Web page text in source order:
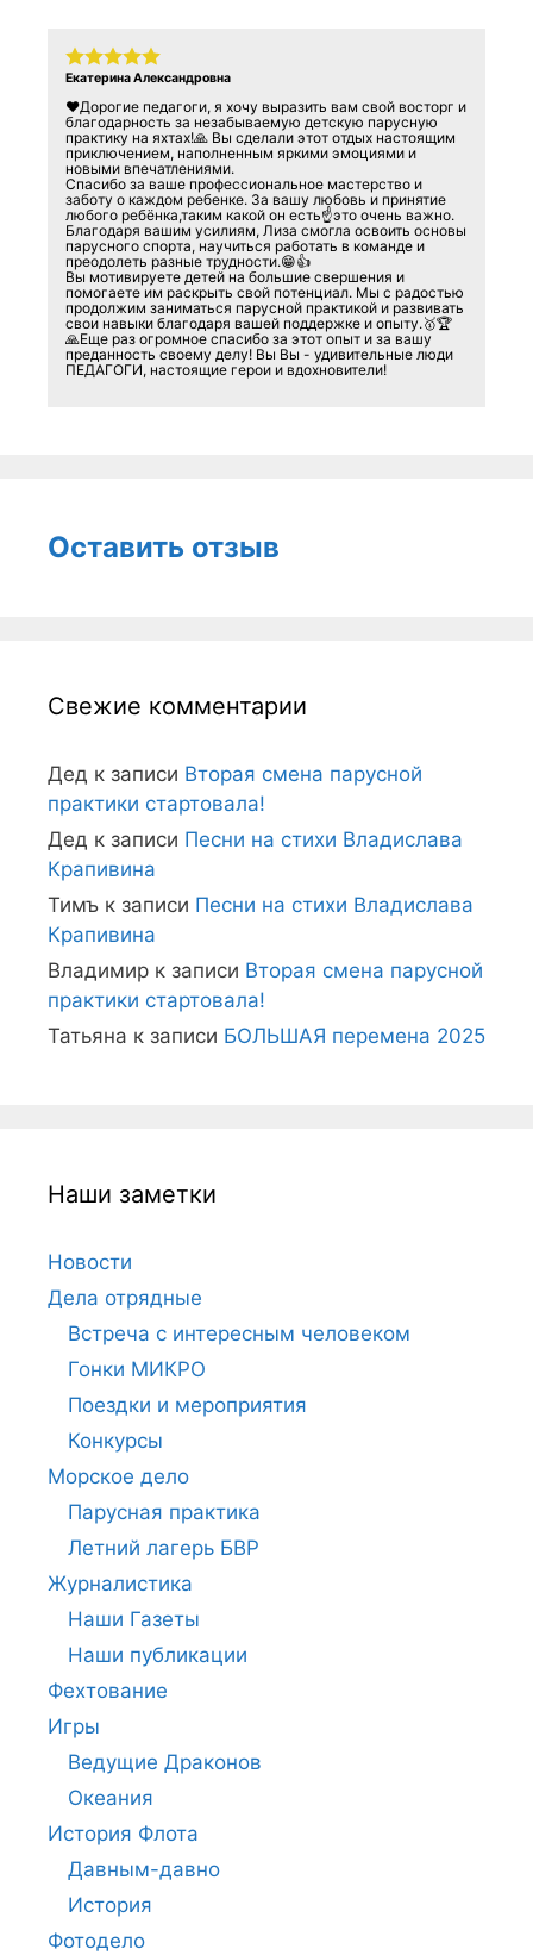
Екатерина Александровна
❤️Дорогие педагоги, я хочу выразить вам свой восторг и
благодарность за незабываемую детскую парусную
практику на яхтах!🙏 Вы сделали этот отдых настоящим
приключением, наполненным яркими эмоциями и
новыми впечатлениями.
Спасибо за ваше профессиональное мастерство и
заботу о каждом ребенке. За вашу любовь и принятие
любого ребёнка,таким какой он есть☝️это очень важно.
Благодаря вашим усилиям, Лиза смогла освоить основы
парусного спорта, научиться работать в команде и
преодолеть разные трудности.😁👍
Вы мотивируете детей на большие свершения и
помогаете им раскрыть свой потенциал. Мы с радостью
продолжим заниматься парусной практикой и развивать
свои навыки благодаря вашей поддержке и опыту.🥇🏆
🙏Еще раз огромное спасибо за этот опыт и за вашу
преданность своему делу! Вы Вы - удивительные люди
ПЕДАГОГИ, настоящие герои и вдохновители!
Оставить отзыв
Свежие комментарии
Дед к записи Вторая смена парусной
практики стартовала!
Дед к записи Песни на стихи Владислава
Крапивина
Тимъ к записи Песни на стихи Владислава
Крапивина
Владимир к записи Вторая смена парусной
практики стартовала!
Татьяна к записи БОЛЬШАЯ перемена 2025
Наши заметки
Новости
Дела отрядные
Встреча с интересным человеком
Гонки МИКРО
Поездки и мероприятия
Конкурсы
Морское дело
Парусная практика
Летний лагерь БВР
Журналистика
Наши Газеты
Наши публикации
Фехтование
Игры
Ведущие Драконов
Океания
История Флота
Давным-давно
История
Фотодело